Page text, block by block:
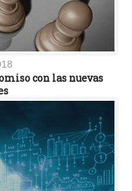
con las nuevas